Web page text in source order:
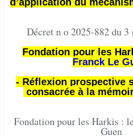
Décret n o 2025-882 du 3
Fondation pour les
Franck Le
- Réflexion prospective
consacrée à la
Fondation pour les Harkis :
Guen